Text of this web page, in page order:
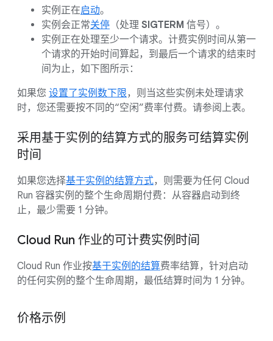
实例正在启动。
实例会正常关停 （处理 SIGTERM 信号）。
实例正在处理至少一个请求。计费实例时间从第一
个请求的开始时间算起，到最后一个请求的结束时
间为止，如下图所示：
如果您 设置了实例数下限 ，则当这些实例未处理请求
时，您还需要按不同的“空闲”费率付费。请参阅上表。
采用基于实例的结算方式的服务可结算实例
时间
如果您选择基于实例的结算方式，则需要为任何 Cloud
Run 容器实例的整个生命周期付费：从容器启动到终
止，最少需要 1 分钟。
Cloud Run 作业的可计费实例时间
Cloud Run 作业按基于实例的结算费率结算，针对启动
的任何实例的整个生命周期，最低结算时间为 1 分钟。
价格示例